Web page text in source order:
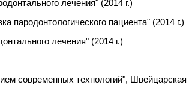
лечения" (2014 г.)
пародонтологического пациента" (2014 г.)
лечения" (2014 г.)
современных технологий", Швейцарская